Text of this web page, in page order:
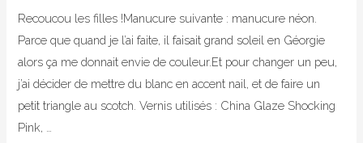
Recoucou les filles !Manucure suivante : manucure néon.
Parce que quand je l’ai faite, il faisait grand soleil en Géorgie
alors ça me donnait envie de couleur.Et pour changer un peu,
j’ai décider de mettre du blanc en accent nail, et de faire un
petit triangle au scotch. Vernis utilisés : China Glaze Shocking
Pink, …